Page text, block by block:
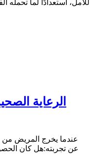
للأمل، استعدادًا لما
الرعاية
عندما يخرج المريض من
عن تجربته:هل كان